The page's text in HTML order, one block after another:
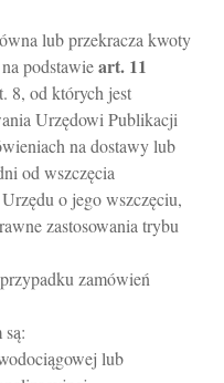
lub przekracza kwoty
podstawieart. 11
8, od których jest
Urzędowi Publikacji
na dostawy lub
od wszczęcia
o jego wszczęciu,
zastosowania trybu
zamówień
lub